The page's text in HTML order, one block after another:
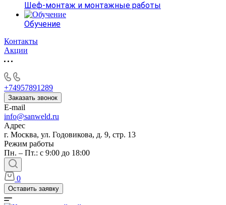
Шеф-монтаж и монтажные работы
Обучение
Контакты
Акции
+74957891289
Заказать звонок
E-mail
info@sanweld.ru
Адрес
г. Москва, ул. Годовикова, д. 9, стр. 13
Режим работы
Пн. – Пт.: с 9:00 до 18:00
0
Оставить заявку